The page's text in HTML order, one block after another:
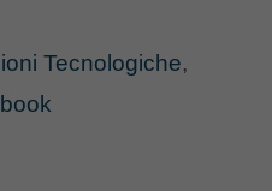
Tecnologiche,